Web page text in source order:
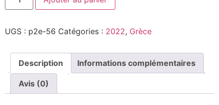
UGS : p2e-56 Catégories : 2022, Grèce
Description Informations complémentaires
Avis (0)